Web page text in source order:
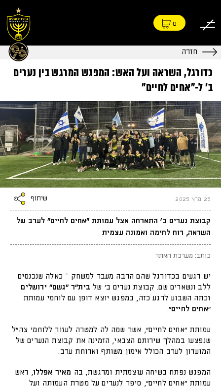
0
חזרה
כדורגל, השראה ועל האש: המפגש המרגש בין נערים
ב׳ ל-״אחים לחיים״
25 מרץ 2025 שיתוף
קבוצת נערים ב’ התארחה אצל עמותת “אחים לחיים” לערב של
השראה, רוח לחימה ואמונה עצמית
כותב: מערכת האתר
יש רגעים בכדורגל שהם הרבה מעבר למשחק – כאלה שנכנסים
ללב ונשארים שם. קבוצת נערים ב’ של בית”ר “גשם” ירושלים
זכתה השבוע לרגע כזה, במפגש יוצא דופן עם לוחמי עמותת
“אחים לחיים”.
עמותת ״אחים לחיים״, אשר שמה לה למטרה לעזור ללוחמי צה״ל
שנפצעו במהלך שירותם הצבאי, הזמינה את קבוצת הנערים של
המועדון לערב הכולל אימון משותף וארוחת ערב.
המפגש נפתח בשיחה עוצמתית ומרגשת, בה מאיר אפללו, ראש
עמותת “אחים לחיים”, סיפר לנערים על מטרת העמותה ועל